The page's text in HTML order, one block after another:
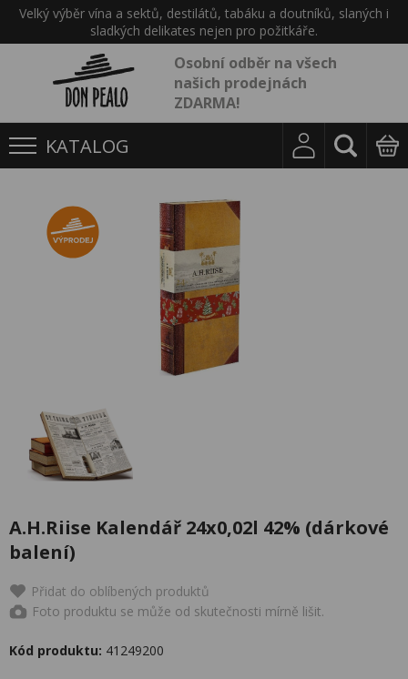
Velký výběr vína a sektů, destilátů, tabáku a doutníků, slaných i
sladkých delikates nejen pro požitkáře.
Osobní odběr na všech
našich prodejnách
ZDARMA!
KATALOG
A.H.Riise Kalendář 24x0,02l 42% (dárkové
balení)
Přidat do oblíbených produktů
Foto produktu se může od skutečnosti mírně lišit.
Kód produktu: 41249200